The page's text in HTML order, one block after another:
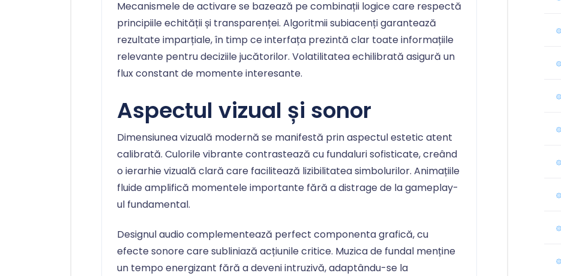
Mecanismele de activare se bazează pe combinații logice care respectă
principiile echității și transparenței. Algoritmii subiacenți garantează
rezultate imparțiale, în timp ce interfața prezintă clar toate informațiile
relevante pentru deciziile jucătorilor. Volatilitatea echilibrată asigură un
flux constant de momente interesante.
Aspectul vizual și sonor
Dimensiunea vizuală modernă se manifestă prin aspectul estetic atent
calibrată. Culorile vibrante contrastează cu fundaluri sofisticate, creând
o ierarhie vizuală clară care facilitează lizibilitatea simbolurilor. Animațiile
fluide amplifică momentele importante fără a distrage de la gameplay-
ul fundamental.
Designul audio complementează perfect componenta grafică, cu
efecte sonore care subliniază acțiunile critice. Muzica de fundal menține
un tempo energizant fără a deveni intruzivă, adaptându-se la